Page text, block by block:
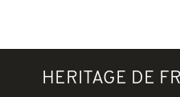
HERITAGE DE